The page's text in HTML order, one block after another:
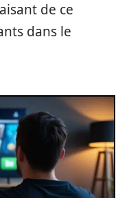
de ce
dans le